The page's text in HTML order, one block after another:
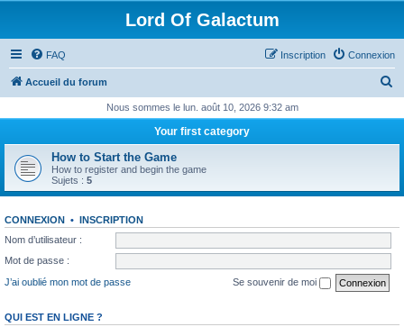
Lord Of Galactum
FAQ Connexion
Inscription
Accueil du forum
h
r
Nous sommes le lun. août 10, 2026 9:32 am
Your first category
How to Start the Game
How to register and begin the game
Sujets : 5
CONNEXION • INSCRIPTION
Nom d’utilisateur :
Mot de passe :
J’ai oublié mon mot de passe
Se souvenir de moi
QUI EST EN LIGNE ?